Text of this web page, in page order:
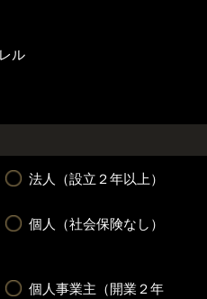
ル
法人（設立２年以上）
個人（社会保険なし）
個人事業主（開業２年